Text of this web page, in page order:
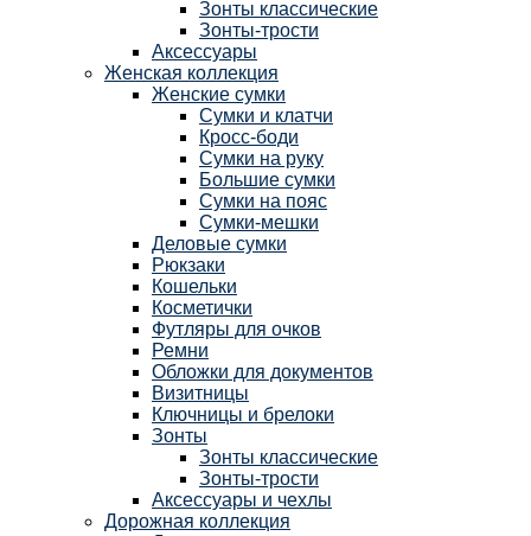
Зонты классические
Зонты-трости
Аксессуары
Женская коллекция
Женские сумки
Сумки и клатчи
Кросс-боди
Сумки на руку
Большие сумки
Сумки на пояс
Сумки-мешки
Деловые сумки
Рюкзаки
Кошельки
Косметички
Футляры для очков
Ремни
Обложки для документов
Визитницы
Ключницы и брелоки
Зонты
Зонты классические
Зонты-трости
Аксессуары и чехлы
Дорожная коллекция